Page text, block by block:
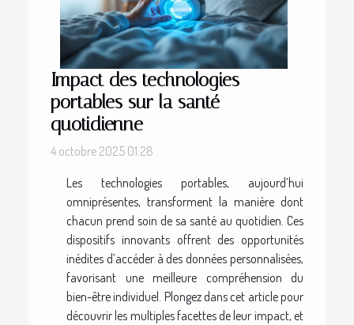
Impact des technologies
portables sur la santé
quotidienne
4 octobre 2025 01:28
Les technologies portables, aujourd’hui
omniprésentes, transforment la manière dont
chacun prend soin de sa santé au quotidien. Ces
dispositifs innovants offrent des opportunités
inédites d’accéder à des données personnalisées,
favorisant une meilleure compréhension du
bien-être individuel. Plongez dans cet article pour
découvrir les multiples facettes de leur impact, et